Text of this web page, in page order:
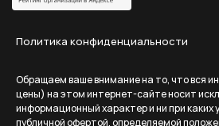
Политика конфиденциальности
Обращаем ваше внимание на то, что вся
цены) на этом интернет-сайте носит
информационный характер и ни при каких
публичной офертой, определяемой